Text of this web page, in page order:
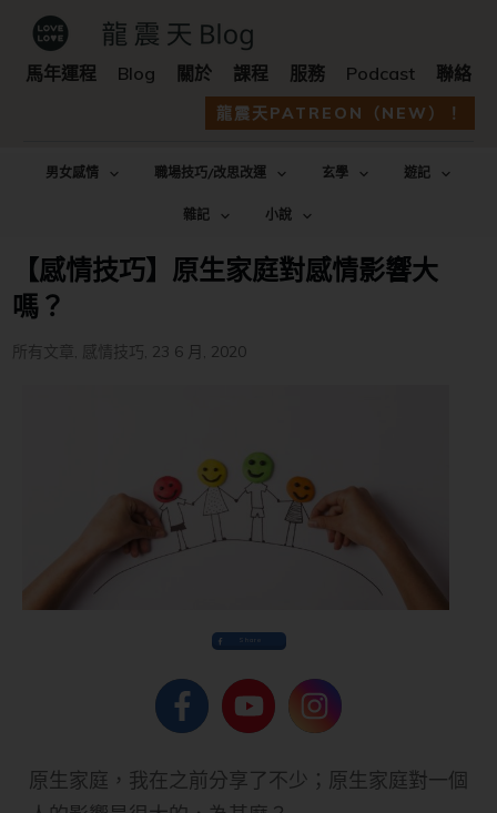
馬年運程 Blog 關於 課程 服務 Podcast 聯絡
龍震天PATREON（NEW）！
男女感情 職場技巧/改思改運 玄學
遊記
雜記
小說
【感情技巧】原生家庭對感情影響大
嗎？
所有文章 , 感情技巧, 23 6 月, 2020
Share
原生家庭，我在之前分享了不少；原生家庭對一個